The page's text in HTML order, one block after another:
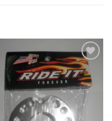
Προσθήκη
στη Λίστα
Επιθυμιών